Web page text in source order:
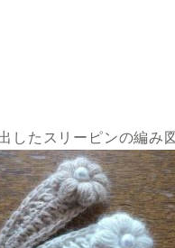
したスリーピンの編み